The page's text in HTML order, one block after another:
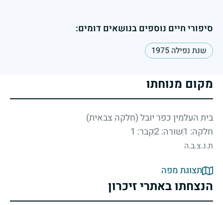
סיפורי חיים נוספים בנושאים דומים:
שנת נפילה 1975
מקום מנוחתו
בית העלמין כפר יובל (חלקה צבאית)
חלקה: 1
שורה: 2 קבר: 1
ת.נ.צ.ב.ה
תצוגת מפה
הנצחתו באתרי זיכרון